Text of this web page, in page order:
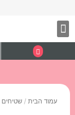
עמוד הבית /שטיחים